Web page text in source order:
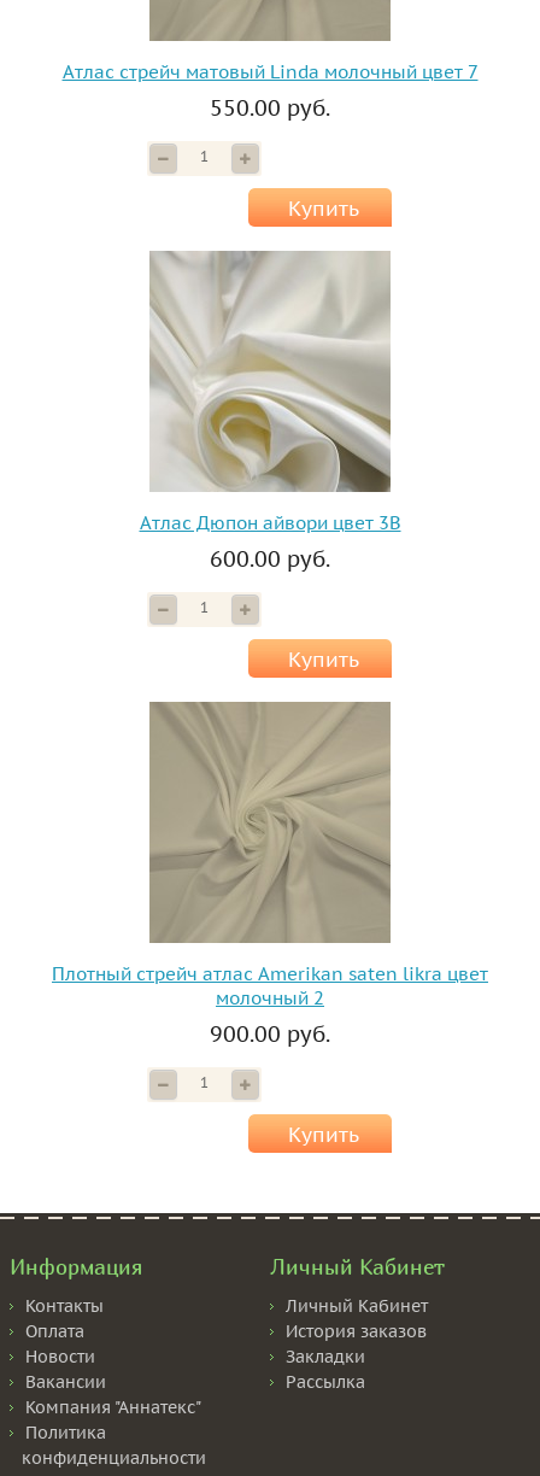
Атлас стрейч матовый Linda молочный цвет 7
550.00 руб.
Купить
Атлас Дюпон айвори цвет 3B
600.00 руб.
Купить
Плотный стрейч атлас Amerikan saten likra цвет
молочный 2
900.00 руб.
Купить
Информация
Контакты
Оплата
Новости
Вакансии
Компания "Аннатекс"
Политика
конфиденциальности
Личный Кабинет
Личный Кабинет
История заказов
Закладки
Рассылка